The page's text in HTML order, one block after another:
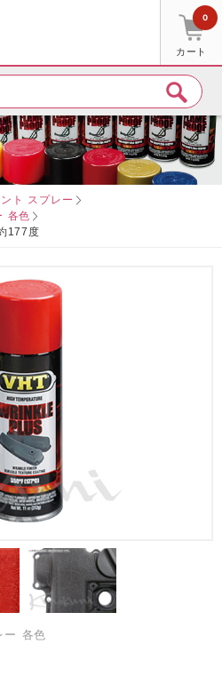
カート
0
ト スプレー
各色
177度
ー 各色